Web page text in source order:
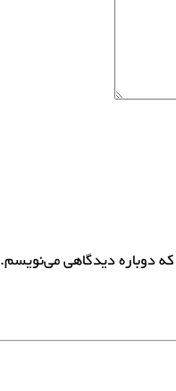
که دوباره دیدگاهی می‌نویسم.